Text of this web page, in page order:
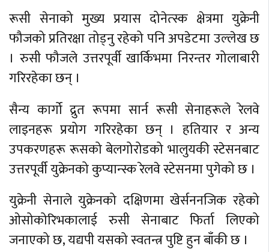
रूसी सेनाको मुख्य प्रयास दोनेत्स्क क्षेत्रमा युक्रेनी
फौजको प्रतिरक्षा तोड्नु रहेको पनि अपडेटमा उल्लेख छ
। रुसी फौजले उत्तरपूर्वी खार्किभमा निरन्तर गोलाबारी
गरिरहेका छन् ।
सैन्य कार्गो द्रुत रूपमा सार्न रूसी सेनाहरूले रेलवे
लाइनहरू प्रयोग गरिरहेका छन् । हतियार र अन्य
उपकरणहरू रूसको बेलगोरोडको भालुयकी स्टेसनबाट
उत्तरपूर्वी युक्रेनको कुप्यान्स्क रेलवे स्टेसनमा पुगेको छ ।
युक्रेनी सेनाले युक्रेनको दक्षिणमा खेर्सननजिक रहेको
ओसोकोरिभकालाई रुसी सेनाबाट फिर्ता लिएको
जनाएको छ, यद्यपी यसको स्वतन्त्र पुष्टि हुन बाँकी छ ।